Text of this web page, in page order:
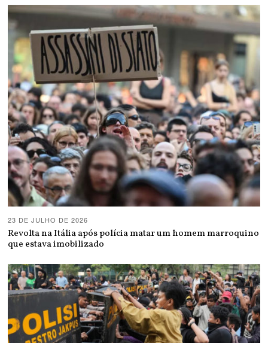
23 DE JULHO DE 2026
Revolta na Itália após polícia matar um homem marroquino
que estava imobilizado